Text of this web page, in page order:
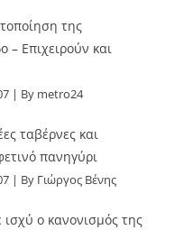
της
Επιχειρούν και
By metro24
ταβέρνες και
πανηγύρι
By Γιώργος Βένης
ο κανονισμός της